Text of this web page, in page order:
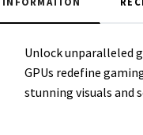
Unlock unparalleled
GPUs redefine
stunning visuals and